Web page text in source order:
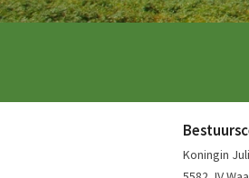
Koningin